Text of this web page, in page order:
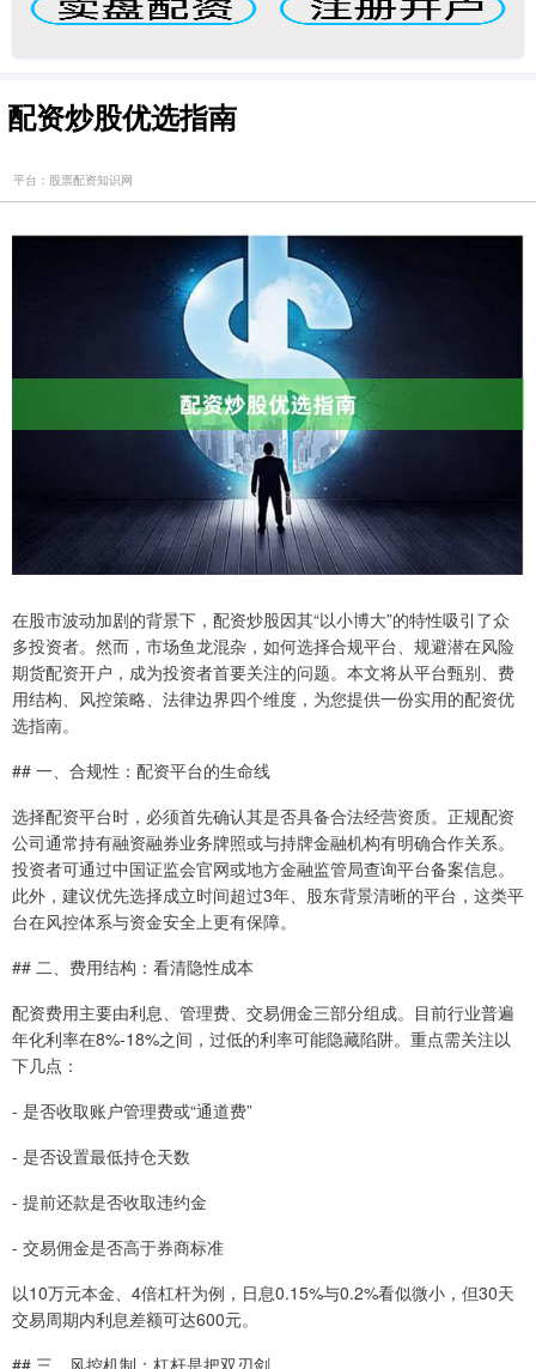
配资炒股优选指南
平台：股票配资知识网
在股市波动加剧的背景下，配资炒股因其“以小博大”的特性吸引了众
多投资者。然而，市场鱼龙混杂，如何选择合规平台、规避潜在风险
期货配资开户，成为投资者首要关注的问题。本文将从平台甄别、费
用结构、风控策略、法律边界四个维度，为您提供一份实用的配资优
选指南。
## 一、合规性：配资平台的生命线
选择配资平台时，必须首先确认其是否具备合法经营资质。正规配资
公司通常持有融资融券业务牌照或与持牌金融机构有明确合作关系。
投资者可通过中国证监会官网或地方金融监管局查询平台备案信息。
此外，建议优先选择成立时间超过3年、股东背景清晰的平台，这类平
台在风控体系与资金安全上更有保障。
## 二、费用结构：看清隐性成本
配资费用主要由利息、管理费、交易佣金三部分组成。目前行业普遍
年化利率在8%-18%之间，过低的利率可能隐藏陷阱。重点需关注以
下几点：
- 是否收取账户管理费或“通道费”
- 是否设置最低持仓天数
- 提前还款是否收取违约金
- 交易佣金是否高于券商标准
以10万元本金、4倍杠杆为例，日息0.15%与0.2%看似微小，但30天
交易周期内利息差额可达600元。